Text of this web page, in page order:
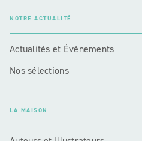
NOTRE ACTUALITÉ
Actualités et Événements
Nos sélections
LA MAISON